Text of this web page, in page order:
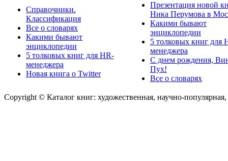
Справочники.
Классификация
Все о словарях
Какими бывают
энциклопедии
5 толковых книг для HR-
менеджера
Новая книга о Twitter
Презентация новой
Ника Перумова в
Какими бывают
энциклопедии
5 толковых книг для
менеджера
С днем рождения,
Пух!
Все о словарях
Copyright © Каталог книг: художественная, научно-